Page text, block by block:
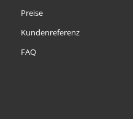
Preise
Kundenreferenz
FAQ